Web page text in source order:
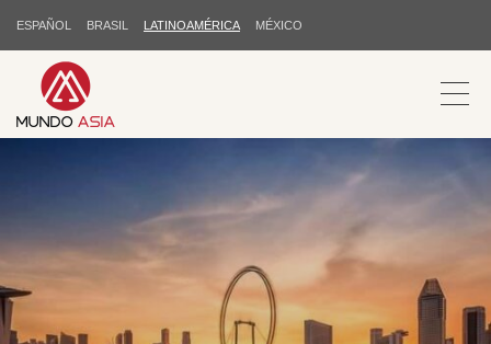
ESPAÑOL BRASIL LATINOAMÉRICA MÉXICO